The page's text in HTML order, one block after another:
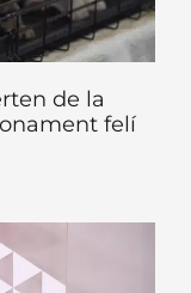
de la
felí